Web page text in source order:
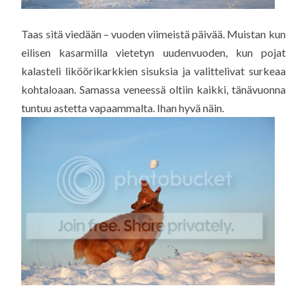
Taas sitä viedään – vuoden viimeistä päivää. Muistan kun
eilisen kasarmilla vietetyn uudenvuoden, kun pojat
kalasteli liköörikarkkien sisuksia ja valittelivat surkeaa
kohtaloaan. Samassa veneessä oltiin kaikki, tänävuonna
tuntuu astetta vapaammalta. Ihan hyvä näin.